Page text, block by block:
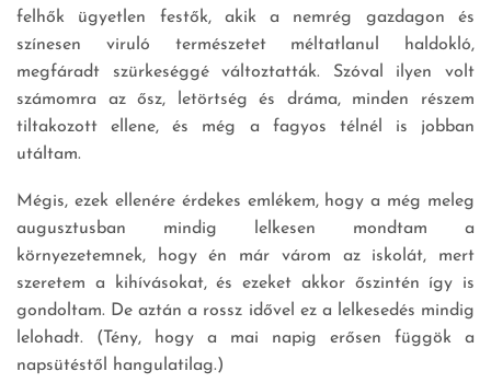
felhők ügyetlen festők, akik a nemrég gazdagon és
színesen viruló természetet méltatlanul haldokló,
megfáradt szürkeséggé változtatták. Szóval ilyen volt
számomra az ősz, letörtség és dráma, minden részem
tiltakozott ellene, és még a fagyos télnél is jobban
utáltam.
Mégis, ezek ellenére érdekes emlékem, hogy a még meleg
augusztusban mindig lelkesen mondtam a
környezetemnek, hogy én már várom az iskolát, mert
szeretem a kihívásokat, és ezeket akkor őszintén így is
gondoltam. De aztán a rossz idővel ez a lelkesedés mindig
lelohadt. (Tény, hogy a mai napig erősen függök a
napsütéstől hangulatilag.)